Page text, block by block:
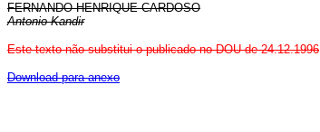
FERNANDO HENRIQUE CARDOSO
Antonio Kandir
Este texto não substitui o publicado no DOU de 24.12.1996
Download para anexo